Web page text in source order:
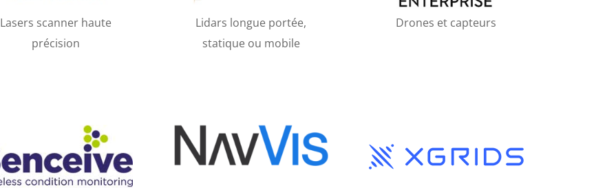
Lasers scanner haute
précision
Lidars longue portée,
statique ou mobile
Drones et capteurs